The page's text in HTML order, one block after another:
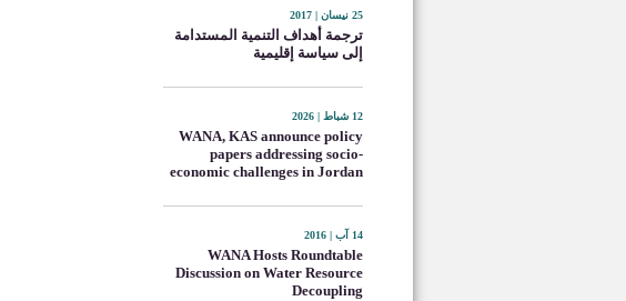
25 نيسان | 2017
ترجمة أهداف التنمية المستدامة
إلى سياسة إقليمية
12 شباط | 2026
WANA, KAS announce policy
papers addressing socio-
economic challenges in Jordan
14 آب | 2016
WANA Hosts Roundtable
Discussion on Water Resource
Decoupling